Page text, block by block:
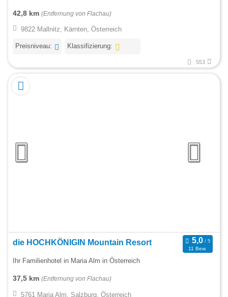
42,8 km (Entfernung von Flachau)
9822 Mallnitz, Kärnten, Österreich
Preisniveau: Klassifizierung:
553
die HOCHKÖNIGIN Mountain Resort
11 Bew.
Ihr Familienhotel in Maria Alm in Österreich
37,5 km (Entfernung von Flachau)
5761 Maria Alm, Salzburg, Österreich